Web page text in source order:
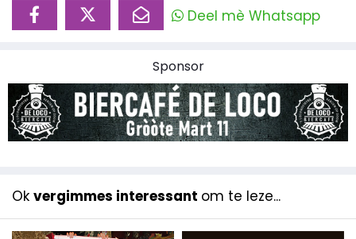
Deel mè Whatsapp
Sponsor
Ok vergimmes interessant om te leze...